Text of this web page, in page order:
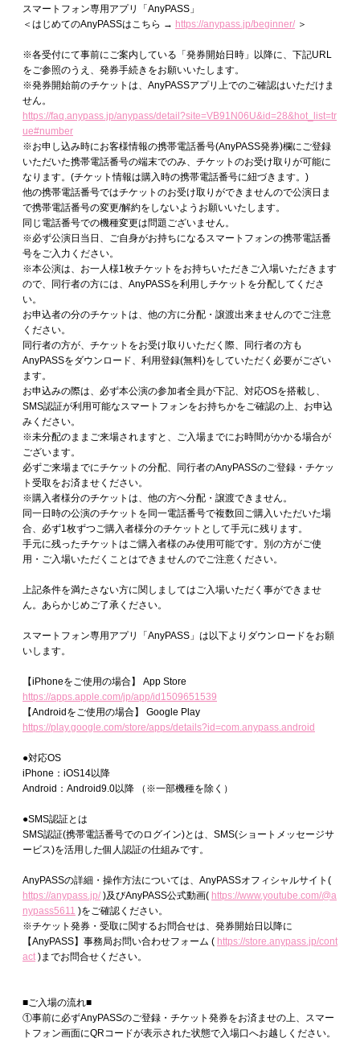
スマートフォン専用アプリ「AnyPASS」
＜はじめてのAnyPASSはこちら → https://anypass.jp/beginner/＞
※各受付にて事前にご案内している「発券開始日時」以降に、下記URL
をご参照のうえ、発券手続きをお願いいたします。
※発券開始前のチケットは、AnyPASSアプリ上でのご確認はいただけま
せん。
https://faq.anypass.jp/anypass/detail?site=VB91N06U&id=28&hot_list=tr
ue#number
※お申し込み時にお客様情報の携帯電話番号(AnyPASS発券)欄にご登録
いただいた携帯電話番号の端末でのみ、チケットのお受け取りが可能に
なります。(チケット情報は購入時の携帯電話番号に紐づきます。)
他の携帯電話番号ではチケットのお受け取りができませんので公演日ま
で携帯電話番号の変更/解約をしないようお願いいたします。
同じ電話番号での機種変更は問題ございません。
※必ず公演日当日、ご自身がお持ちになるスマートフォンの携帯電話番
号をご入力ください。
※本公演は、お一人様1枚チケットをお持ちいただきご入場いただきます
ので、同行者の方には、AnyPASSを利用しチケットを分配してくださ
い。
お申込者の分のチケットは、他の方に分配・譲渡出来ませんのでご注意
ください。
同行者の方が、チケットをお受け取りいただく際、同行者の方も
AnyPASSをダウンロード、利用登録(無料)をしていただく必要がござい
ます。
お申込みの際は、必ず本公演の参加者全員が下記、対応OSを搭載し、
SMS認証が利用可能なスマートフォンをお持ちかをご確認の上、お申込
みください。
※未分配のままご来場されますと、ご入場までにお時間がかかる場合が
ございます。
必ずご来場までにチケットの分配、同行者のAnyPASSのご登録・チケッ
ト受取をお済ませください。
※購入者様分のチケットは、他の方へ分配・譲渡できません。
同一日時の公演のチケットを同一電話番号で複数回ご購入いただいた場
合、必ず1枚ずつご購入者様分のチケットとして手元に残ります。
手元に残ったチケットはご購入者様のみ使用可能です。別の方がご使
用・ご入場いただくことはできませんのでご注意ください。
上記条件を満たさない方に関しましてはご入場いただく事ができませ
ん。あらかじめご了承ください。
スマートフォン専用アプリ「AnyPASS」は以下よりダウンロードをお願
いします。
【iPhoneをご使用の場合】 App Store
https://apps.apple.com/jp/app/id1509651539
【Androidをご使用の場合】 Google Play
https://play.google.com/store/apps/details?id=com.anypass.android
●対応OS
iPhone：iOS14以降
Android：Android9.0以降 （※一部機種を除く）
●SMS認証とは
SMS認証(携帯電話番号でのログイン)とは、SMS(ショートメッセージサ
ービス)を活用した個人認証の仕組みです。
AnyPASSの詳細・操作方法については、AnyPASSオフィシャルサイト(
https://anypass.jp/)及びAnyPASS公式動画( https://www.youtube.com/@a
nypass5611 )をご確認ください。
※チケット発券・受取に関するお問合せは、発券開始日以降に
【AnyPASS】事務局お問い合わせフォーム ( https://store.anypass.jp/cont
act)までお問合せください。
■ご入場の流れ■
①事前に必ずAnyPASSのご登録・チケット発券をお済ませの上、スマー
トフォン画面にQRコードが表示された状態で入場口へお越しください。